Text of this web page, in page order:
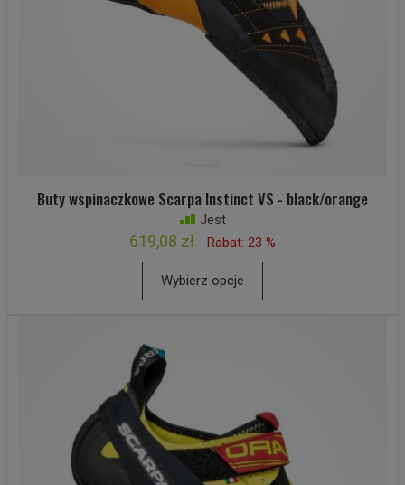
Buty wspinaczkowe Scarpa Instinct VS - black/orange
Jest
619,08 zł Rabat: 23 %
Wybierz opcje